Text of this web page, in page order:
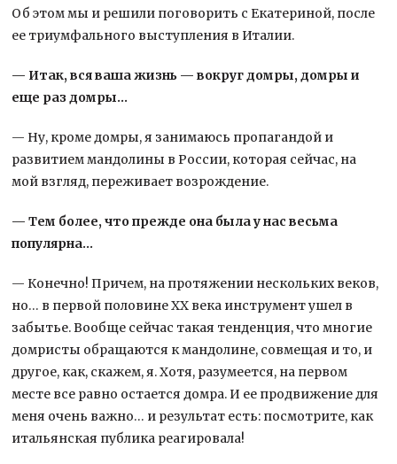
Об этом мы и решили поговорить с Екатериной, после
ее триумфального выступления в Италии.
— Итак, вся ваша жизнь — вокруг домры, домры и
еще раз домры…
— Ну, кроме домры, я занимаюсь пропагандой и
развитием мандолины в России, которая сейчас, на
мой взгляд, переживает возрождение.
— Тем более, что прежде она была у нас весьма
популярна…
— Конечно! Причем, на протяжении нескольких веков,
но… в первой половине XX века инструмент ушел в
забытье. Вообще сейчас такая тенденция, что многие
домристы обращаются к мандолине, совмещая и то, и
другое, как, скажем, я. Хотя, разумеется, на первом
месте все равно остается домра. И ее продвижение для
меня очень важно… и результат есть: посмотрите, как
итальянская публика реагировала!